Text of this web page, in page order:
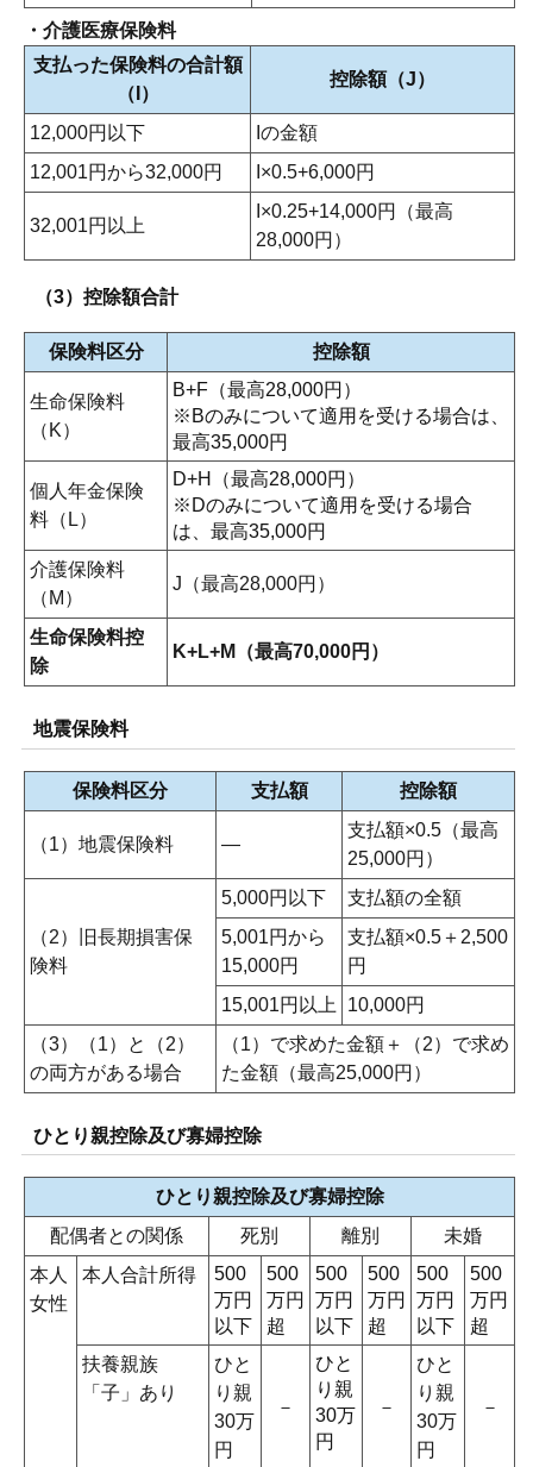
・介護医療保険料
支払った保険料の合計額
（I）
控除額（J）
12,000円以下
Iの金額
12,001円から32,000円
I×0.5+6,000円
32,001円以上
I×0.25+14,000円（最高
28,000円）
（3）控除額合計
保険料区分 控除額
生命保険料
（K）
B+F（最高28,000円）
※Bのみについて適用を受ける場合は、
最高35,000円
個人年金保険
料（L）
D+H（最高28,000円）
※Dのみについて適用を受ける場合
は、最高35,000円
介護保険料
（M）
J（最高28,000円）
生命保険料控
除
K+L+M（最高70,000円）
地震保険料
保険料区分 支払額 控除額
（1）地震保険料 ―
支払額×0.5（最高
25,000円）
（2）旧長期損害保
険料
5,000円以下
支払額の全額
5,001円から
15,000円
支払額×0.5＋2,500
円
15,001円以上
10,000円
（3）（1）と（2）
の両方がある場合
（1）で求めた金額＋（2）で求め
た金額（最高25,000円）
ひとり親控除及び寡婦控除
ひとり親控除及び寡婦控除
配偶者との関係
死別 離別
未婚
本人
女性
本人合計所得
500
万円
以下
500
万円
超
500
万円
以下
500
万円
超
500
万円
以下
500
万円
超
扶養親族
「子」あり
ひと
り親
30万
円
－
ひと
り親
30万
円
－
ひと
り親
30万
円
－